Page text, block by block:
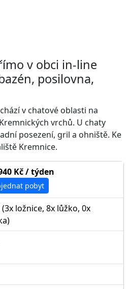
v obci in-line
posilovna,
v chatové oblasti na
vrchů. U chaty
posezení, gril a ohniště. Ke
Kremnice.
Kč / týden
pobyt
(3x ložnice, 8x lůžko, 0x